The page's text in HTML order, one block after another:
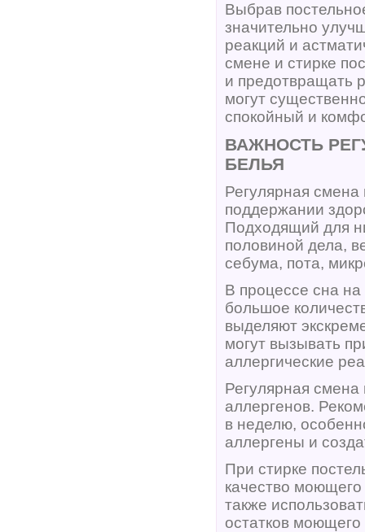
Выбрав
значительно
реакций и
смене и стирке
и предотвращать
могут
спокойный и
ВАЖНОСТЬ
БЕЛЬЯ
Регулярная смена
поддержании
Подходящий для
половиной дела,
себума, пота,
В процессе сна на
большое
выделяют
могут вызывать
аллергические
Регулярная смена
аллергенов.
в неделю,
аллергены и
При стирке
качество
также
остатков моющего